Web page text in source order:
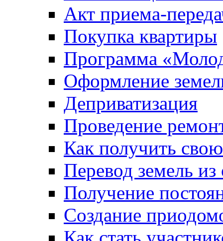
Акт приема-
Покупка квартиры
Программа
Оформление
Деприватизация
Проведение
Как получить
Перевод земель
Получение
Создание